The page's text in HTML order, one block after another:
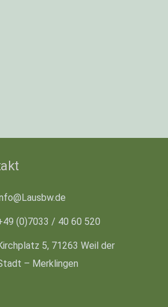
(0)7033 / 40 60 520
5, 71263 Weil der
– Merklingen